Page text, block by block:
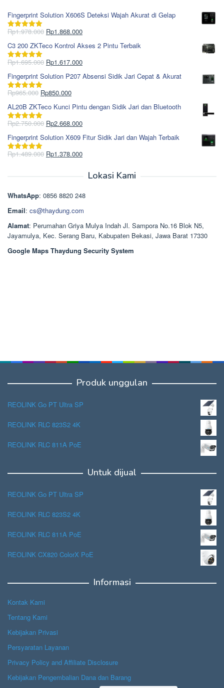
Fingerprint Solution X606S Deteksi Wajah Akurat di Gelap
Dinilai5.00
Rp1.978.000 Harga
aslinya
adalah:
Rp1.978.000.
Rp1.868.000Harga
saat
ini
adalah:
C3 200 ZKTeco Kontrol Akses 2 Pintu Terbaik
Dinilai5.00
Rp1.695.000 Harga
aslinya
adalah:
Rp1.695.000.
Rp1.617.000Harga
saat
ini
Fingerprint Solution P207 Absensi Sidik Jari Cepat & Akurat
Dinilai5.00
Rp965.000 Harga
aslinya
adalah:
Rp965.000.
Rp850.000Harga
saat
ini
adalah:
AL20B ZKTeco Kunci Pintu dengan Sidik Jari dan Bluetooth
Dinilai5.00
Rp2.750.000 Harga
aslinya
adalah:
Rp2.750.000.
Rp2.668.000Harga
saat
ini
adalah:
Fingerprint Solution X609 Fitur Sidik Jari dan Wajah Terbaik
Dinilai5.00
Rp1.489.000 Harga
Rp1.378.000Harga
Rp1.378.000.
Lokasi Kami
WhatsApp: 0856 8820 248
Email: cs@thaydung.com
Alamat: Perumahan Griya Mulya Indah Jl. Sampora No.16 Blok N5,
Jayamulya, Kec. Serang Baru, Kabupaten Bekasi, Jawa Barat 17330
Google Maps Thaydung Security System
Produk unggulan
REOLINK Go PT Ultra SP
REOLINK RLC 823S2 4K
REOLINK RLC 811A PoE
Untuk dijual
REOLINK Go PT Ultra SP
REOLINK RLC 823S2 4K
REOLINK RLC 811A PoE
REOLINK CX820 ColorX PoE
Informasi
Kontak Kami
Tentang Kami
Kebijakan Privasi
Persyaratan Layanan
Privacy Policy and Affiliate Disclosure
Kebijakan Pengembalian Dana dan Barang